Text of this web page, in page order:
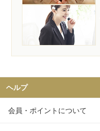
ヘルプ
会員・ポイントについて